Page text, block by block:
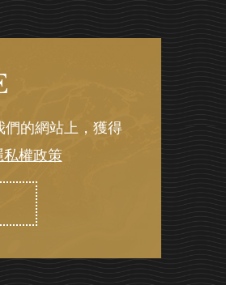
們的網站上，獲得
私權政策